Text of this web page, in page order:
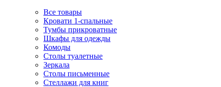
Все товары
Кровати 1-спальные
Тумбы прикроватные
Шкафы для одежды
Комоды
Столы туалетные
Зеркала
Столы письменные
Стеллажи для книг